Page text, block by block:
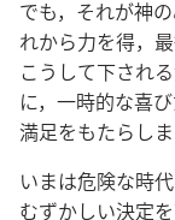
でも，それが神
れから力を得，
こうして下され
に，一時的な喜
満足をもたらしま
いまは危険な時
むずかしい決定